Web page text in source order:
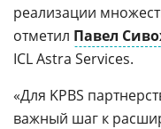
реализации
отметил Павел
ICL Astra Services.
«Для KPBS
важный шаг к